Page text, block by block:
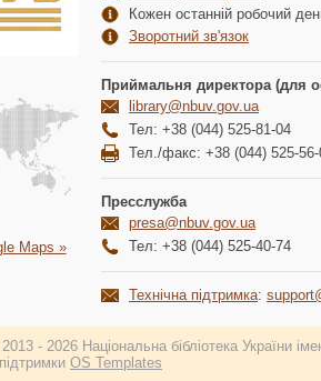
Maps »
Кожен останній робочий
Зворотний зв'язок
Приймальня директора (для
library@nbuv.gov.ua
Тел: +38 (044) 525-81-04
Тел./факс: +38 (044) 525-56-
Пресслужба
presa@nbuv.gov.ua
Тел: +38 (044) 525-40-74
Технічна підтримка:
- 2026 Національна бібліотека України
OS Templates